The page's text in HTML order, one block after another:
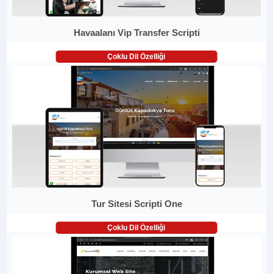
Havaalanı Vip Transfer Scripti
Çoklu Dil Özelliği
Tur Sitesi Scripti One
Çoklu Dil Özelliği